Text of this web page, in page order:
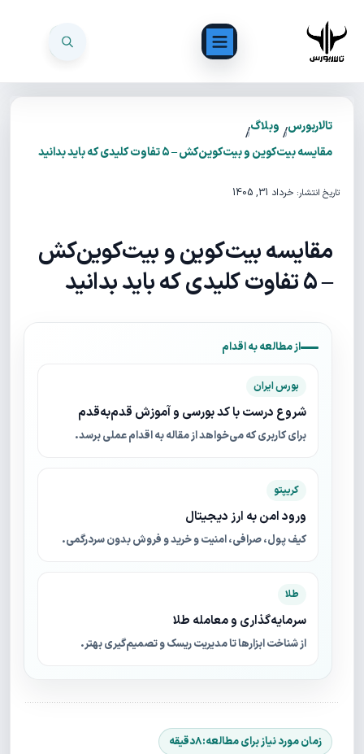
تالاربورس/ وبلاگ/
مقایسه بیت‌کوین و بیت‌کوین‌کش – ۵ تفاوت کلیدی که باید بدانید
تاریخ انتشار: خرداد 31, 1405
مقایسه بیت‌کوین و بیت‌کوین‌کش
– ۵ تفاوت کلیدی که باید بدانید
از مطالعه به اقدام
بورس ایران
شروع درست با کد بورسی و آموزش قدم‌به‌قدم
برای کاربری که می‌خواهد از مقاله به اقدام عملی برسد.
کریپتو
ورود امن به ارز دیجیتال
کیف پول، صرافی، امنیت و خرید و فروش بدون سردرگمی.
طلا
سرمایه‌گذاری و معامله طلا
از شناخت ابزارها تا مدیریت ریسک و تصمیم‌گیری بهتر.